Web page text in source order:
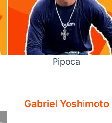
Pipoca
Gabriel Yoshimoto